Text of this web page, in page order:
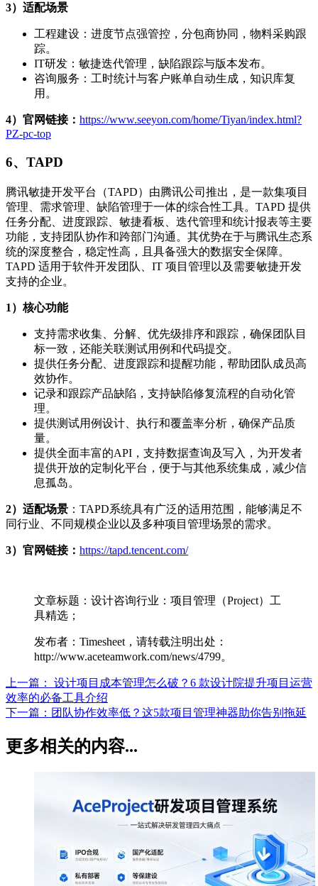
3）适配场景
工程建设：进度节点强管控，分包商协同，物料采购跟
踪。
IT研发：敏捷迭代管理，缺陷跟踪与版本发布。
咨询服务：工时统计与客户账单自动生成，知识库复
用。
4）官网链接： https://www.seeyon.com/home/Tiyan/index.html?
PZ-pc-top
6、 TAPD
腾讯敏捷开发平台（TAPD）由腾讯公司推出，是一款集项目
管理、需求管理、缺陷管理于一体的综合性工具。TAPD 提供
任务分配、进度跟踪、敏捷看板、迭代管理和统计报表等主要
功能，支持团队协作和跨部门沟通。其优势在于与腾讯生态系
统的深度整合，稳定性高，且具备强大的数据安全保障。
TAPD 适用于软件开发团队、IT 项目管理以及需要敏捷开发
支持的企业。
1）核心功能
支持需求收集、分解、优先级排序和跟踪，确保团队目
标一致，还能关联测试用例和代码提交。
提供任务分配、进度跟踪和提醒功能，帮助团队成员高
效协作。
记录和跟踪产品缺陷，支持缺陷修复流程的自动化管
理。
提供测试用例设计、执行和覆盖率分析，确保产品质
量。
提供全面丰富的API，支持数据查询及写入，为开发者
提供开放的定制化平台，便于与其他系统集成，减少信
息孤岛。
2）适配场景 ：TAPD系统具有广泛的适用范围，能够满足不
同行业、不同规模企业以及多种项目管理场景的需求。
3）官网链接： https://tapd.tencent.com/
文章标题：设计咨询行业：项目管理（Project）工
具精选；
发布者：Timesheet，请转载注明出处：
http://www.aceteamwork.com/news/4799。
上一篇： 设计项目成本管理怎么破？6 款设计院提升项目运营
效率的必备工具介绍
下一篇： 团队协作效率低？这5款项目管理神器助你告别拖延
更多相关的内容...